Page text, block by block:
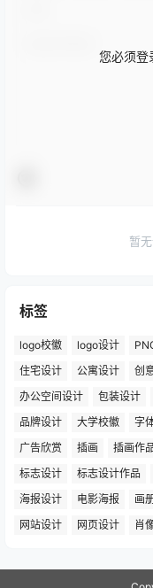
您必须登
暂
标签
logo校徽 logo设计
住宅设计
公寓设计 创
办公空间设计
包装设计
品牌设计
大学校徽 字
广告欣赏
插画 插画作
标志设计
标志设计作品
海报设计
电影海报 画
网站设计
网页设计 肖